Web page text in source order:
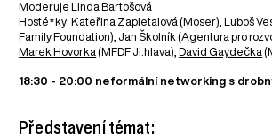
Moderuje Linda Bartošová
Hosté*ky:Kateřina Zapletalová (Moser),Luboš
Family Foundation), Jan Školník (Agentura pro
Marek Hovorka (MFDF Ji.hlava),David Gaydečka
18:30 - 20:00 neformální networking s
Představení témat: